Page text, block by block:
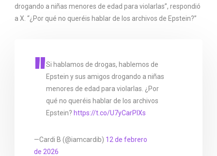
drogando a niñas menores de edad para violarlas”, respondió
a X. “¿Por qué no queréis hablar de los archivos de Epstein?”
Si hablamos de drogas, hablemos de
Epstein y sus amigos drogando a niñas
menores de edad para violarlas. ¿Por
qué no queréis hablar de los archivos
Epstein? https://t.co/U7yCarPIXs
—Cardi B (@iamcardib) 12 de febrero
de 2026